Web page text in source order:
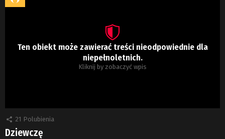
Ten obiekt może zawierać treści nieodpowiednie dla
niepełnoletnich.
Kliknij by zobaczyć wpis
21 Polubienia
Dziewczę